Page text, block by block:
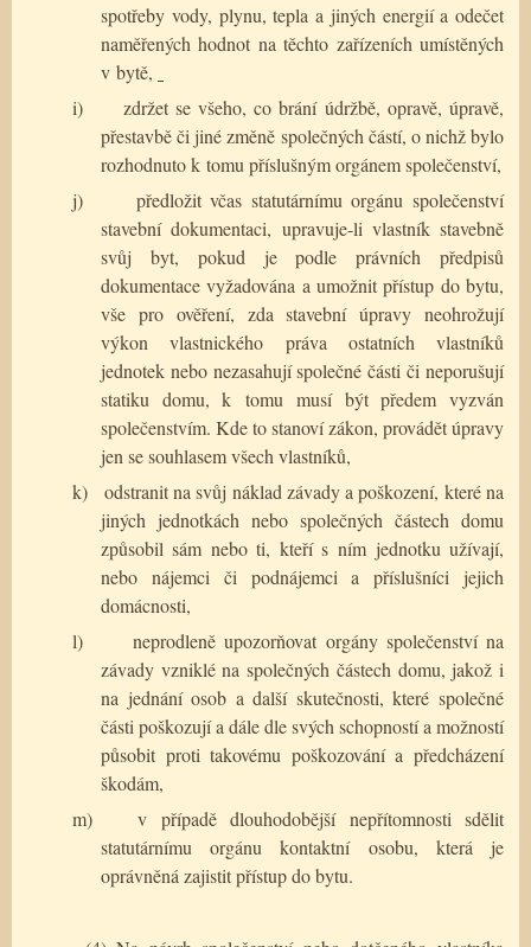
spotřeby vody, plynu, tepla a jiných energií a odečet
naměřených hodnot na těchto zařízeních umístěných
v bytě,
i)
zdržet se všeho, co brání údržbě, opravě, úpravě,
přestavbě či jiné změně společných částí, o nichž bylo
rozhodnuto k tomu příslušným orgánem společenství,
j)
předložit včas statutárnímu orgánu společenství
stavební dokumentaci, upravuje-li vlastník stavebně
svůj byt, pokud je podle právních předpisů
dokumentace vyžadována a umožnit přístup do bytu,
vše pro ověření, zda stavební úpravy neohrožují
výkon vlastnického práva ostatních vlastníků
jednotek nebo nezasahují společné části či neporušují
statiku domu, k tomu musí být předem vyzván
společenstvím. Kde to stanoví zákon, provádět úpravy
jen se souhlasem všech vlastníků,
k)
odstranit na svůj náklad závady a poškození, které na
jiných jednotkách nebo společných částech domu
způsobil sám nebo ti, kteří s ním jednotku užívají,
nebo nájemci či podnájemci a příslušníci jejich
domácnosti,
l)
neprodleně upozorňovat orgány společenství na
závady vzniklé na společných částech domu, jakož i
na jednání osob a další skutečnosti, které společné
části poškozují a dále dle svých schopností a možností
působit proti takovému poškozování a předcházení
škodám,
m)
v případě dlouhodobější nepřítomnosti sdělit
statutárnímu orgánu kontaktní osobu, která je
oprávněná zajistit přístup do bytu.